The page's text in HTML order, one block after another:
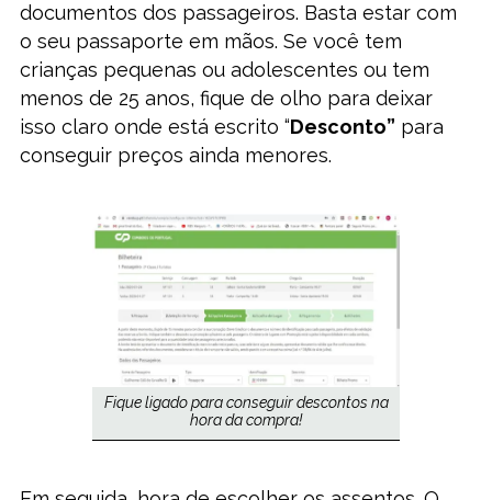
documentos dos passageiros. Basta estar com
o seu passaporte em mãos. Se você tem
crianças pequenas ou adolescentes ou tem
menos de 25 anos, fique de olho para deixar
isso claro onde está escrito “Desconto” para
conseguir preços ainda menores.
Fique ligado para conseguir descontos na
hora da compra!